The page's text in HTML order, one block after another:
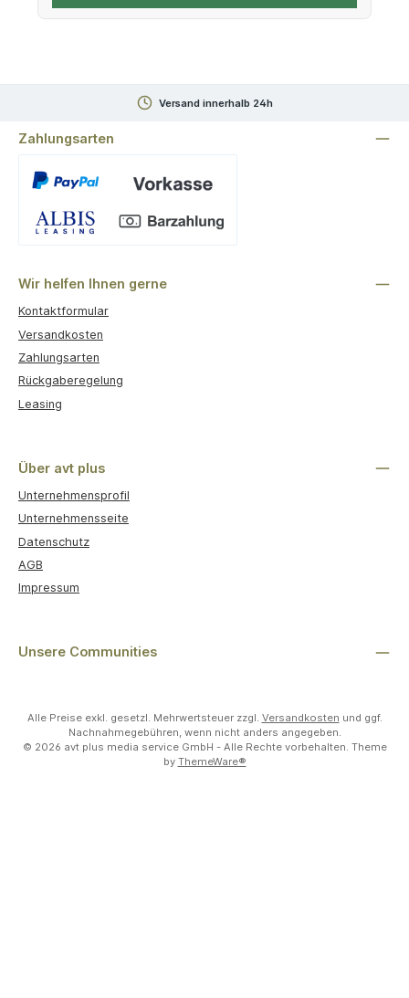
Versand innerhalb 24h
Zahlungsarten
Wir helfen Ihnen gerne
Kontaktformular
Versandkosten
Zahlungsarten
Rückgaberegelung
Leasing
Über avt plus
Unternehmensprofil
Unternehmensseite
Datenschutz
AGB
Impressum
Unsere Communities
Alle Preise exkl. gesetzl. Mehrwertsteuer zzgl. Versandkosten und ggf.
Nachnahmegebühren, wenn nicht anders angegeben.
© 2026 avt plus media service GmbH - Alle Rechte vorbehalten. Theme
by ThemeWare®